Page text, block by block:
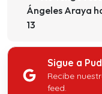
Ángeles Araya
13
Sigue a
Recibe
feed.